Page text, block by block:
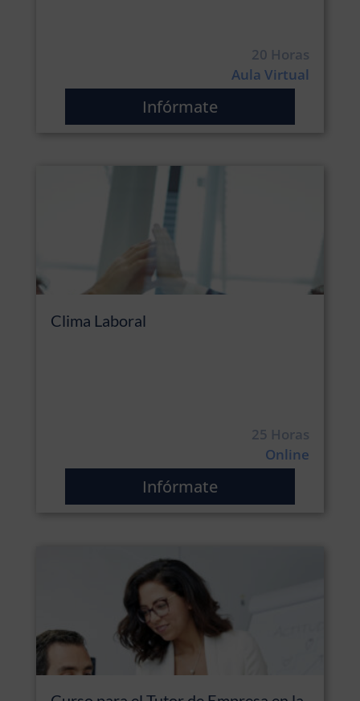
20 Horas
Aula Virtual
Infórmate
Clima Laboral
25 Horas
Online
Infórmate